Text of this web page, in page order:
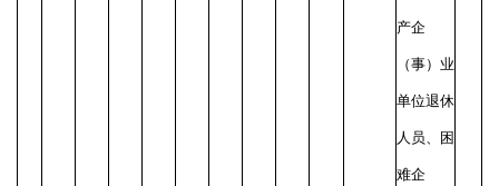
产企
（事）业
单位退休
人员、困
难企